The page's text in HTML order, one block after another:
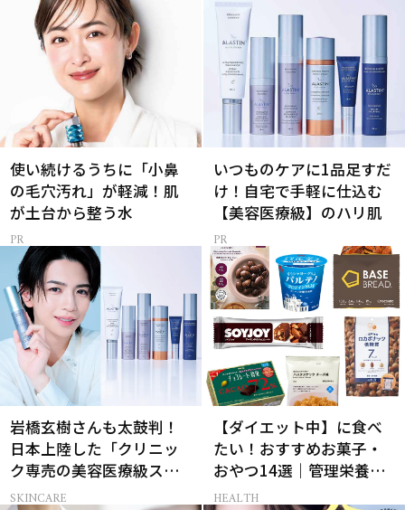
使い続けるうちに「小鼻
の毛穴汚れ」が軽減！肌
が土台から整う水
いつものケアに1品足すだ
け！自宅で手軽に仕込む
【美容医療級】のハリ肌
岩橋玄樹さんも太鼓判！
日本上陸した「クリニッ
ク専売の美容医療級スキ
ンケア」
SKINCARE
【ダイエット中】に食べ
たい！おすすめお菓子・
おやつ14選｜管理栄養士
監修
HEALTH